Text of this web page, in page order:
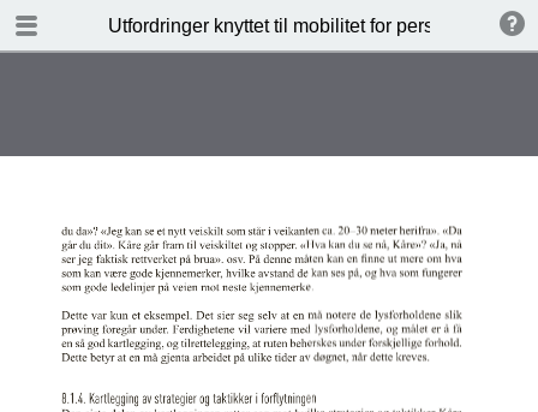
Utfordringer knyttet til mobilitet for personer med
TABLE OF CONTENTS